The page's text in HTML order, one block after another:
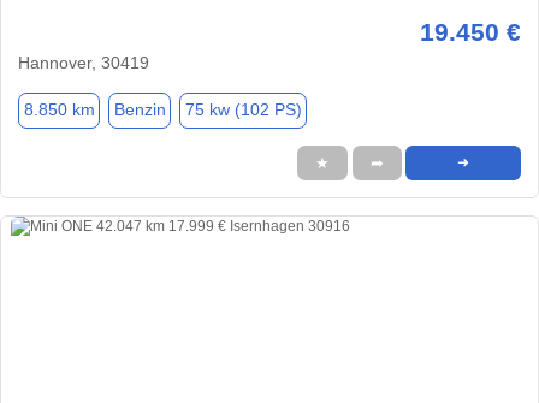
19.450 €
Hannover, 30419
8.850 km Benzin 75 kw (102 PS)
★ ➦ ➜